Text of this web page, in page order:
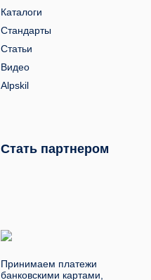
Каталоги
Стандарты
Статьи
Видео
Alpskil
Стать партнером
Принимаем платежи
банковскими картами,